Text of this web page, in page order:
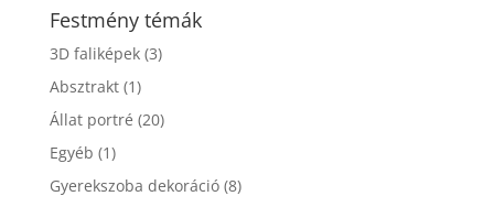
Festmény témák
3D faliképek (3)
Absztrakt (1)
Állat portré (20)
Egyéb (1)
Gyerekszoba dekoráció (8)